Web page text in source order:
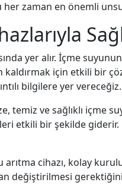
her zaman en önemli
yer alır. İçme
için etkili bir
bilgilere yer vereceğiz.
temiz ve sağlıklı içme
bir şekilde giderir.
cihazı, kolay
değiştirilmesi